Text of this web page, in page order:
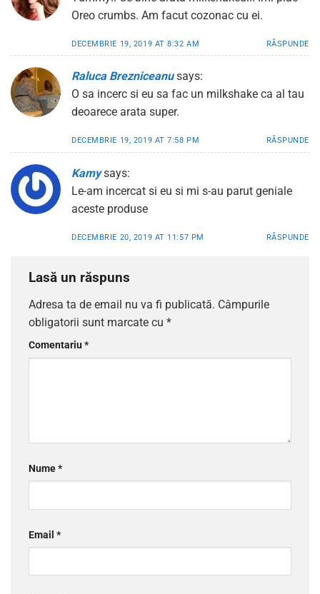
Oreo crumbs. Am facut cozonac cu ei.
DECEMBRIE 19, 2019 AT 8:32 AM RĂSPUNDE
Raluca Brezniceanu says:
O sa incerc si eu sa fac un milkshake ca al tau
deoarece arata super.
DECEMBRIE 19, 2019 AT 7:58 PM RĂSPUNDE
Kamy says:
Le-am incercat si eu si mi s-au parut geniale
aceste produse
DECEMBRIE 20, 2019 AT 11:57 PM RĂSPUNDE
Lasă un răspuns
Adresa ta de email nu va fi publicată. Câmpurile
obligatorii sunt marcate cu *
Comentariu*
Nume*
Email *